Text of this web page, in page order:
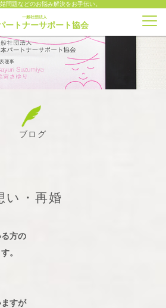
問題などのお悩み解決をお手伝い。
一般社団法人
ートナーサポート協会
ブログ
い・再婚
方の
。
すが